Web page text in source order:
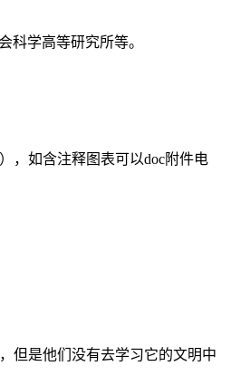
科学高等研究所等。
，如含注释图表可以doc附件电
但是他们没有去学习它的文明中